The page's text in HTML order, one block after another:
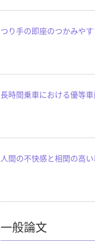
つり手の即座のつかみや
長時間乗車における優等
人間の不快感と相関の高
一般論文